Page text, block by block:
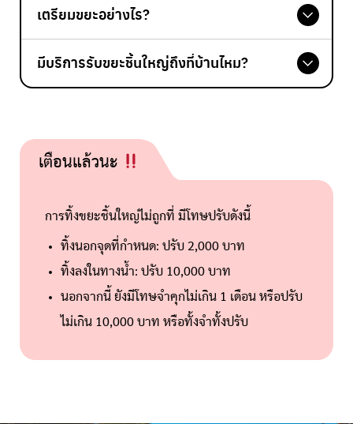
ขยะติดเชื้อ เช่น ผ้าอ้อมเด็ก ผ้าอนามัย ถุงมือยาง
เศษวัสดุเหลือใช้จากการก่อสร้าง เช่น ดิน ทราย หิน
อิฐ กระเบื้อง
เตรียมขยะอย่างไร?
แยกประเภทขยะชิ้นใหญ่ เช่น เฟอร์นิเจอร์ เครื่อง
ใช้ไฟฟ้า อุปกรณ์กีฬา
ชิ้นใหญ่เกิน 1 เมตร ควรตัดแบ่งให้สั้นลง
เตรียมบัตรประชาชน หรือ ใบเสร็จค่าไฟฟ้า หรือ
ใบเสร็จน้ำประปาไปด้วย
มีบริการรับขยะชิ้นใหญ่ถึงที่บ้านไหม?
เตือนแล้วนะ
การทิ้งขยะชิ้นใหญ่ไม่ถูกที่ มีโทษปรับดังนี้
ทิ้งนอกจุดที่กำหนด: ปรับ 2,000 บาท
ทิ้งลงในทางน้ำ: ปรับ 10,000 บาท
นอกจากนี้ ยังมีโทษจำคุกไม่เกิน 1 เดือน หรือปรับ
ไม่เกิน 10,000 บาท หรือทั้งจำทั้งปรับ